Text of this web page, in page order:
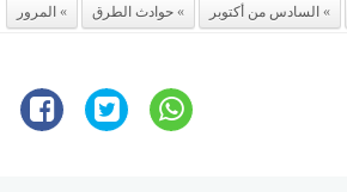
السادس من أكتوبر حوادث الطرق المرور